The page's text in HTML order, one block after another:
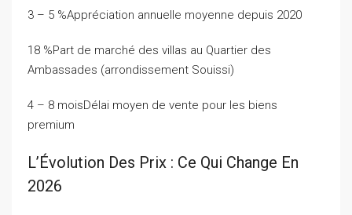
3 – 5 %Appréciation annuelle moyenne depuis 2020
18 %Part de marché des villas au Quartier des
Ambassades (arrondissement Souissi)
4 – 8 moisDélai moyen de vente pour les biens
premium
L’Évolution Des Prix : Ce Qui Change En
2026